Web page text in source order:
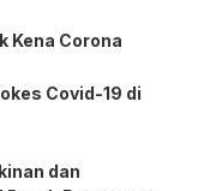
Kena Corona
Covid-19 di
dan